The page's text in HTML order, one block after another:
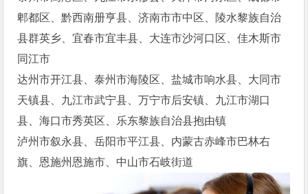
郫都区、黔西南册亨县、济南市市中区、陵水黎族自治
县群英乡、宜春市宜丰县、大连市沙河口区、佳木斯市
同江市
达州市开江县、泰州市海陵区、盐城市响水县、大同市
天镇县、九江市武宁县、万宁市后安镇、九江市湖口
县、海口市秀英区、乐东黎族自治县抱由镇
泸州市叙永县、岳阳市平江县、内蒙古赤峰市巴林右
旗、恩施州恩施市、中山市石岐街道